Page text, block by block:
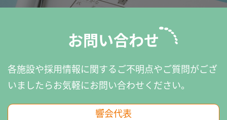
お問い合わせ
各施設や採用情報に関するご不明点やご質問がござ
いましたらお気軽にお問い合わせください。
響会代表